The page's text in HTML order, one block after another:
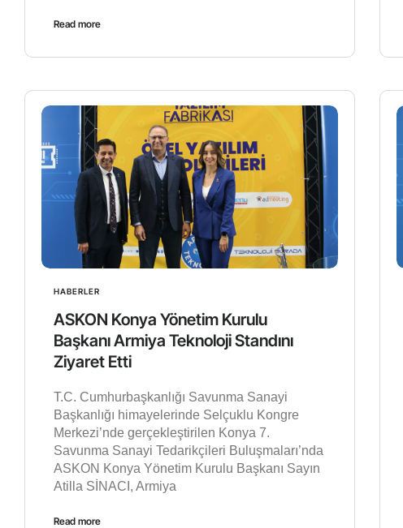
Read more
HABERLER
ASKON Konya Yönetim Kurulu
Başkanı Armiya Teknoloji Standını
Ziyaret Etti
T.C. Cumhurbaşkanlığı Savunma Sanayi
Başkanlığı himayelerinde Selçuklu Kongre
Merkezi’nde gerçekleştirilen Konya 7.
Savunma Sanayi Tedarikçileri Buluşmaları’nda
ASKON Konya Yönetim Kurulu Başkanı Sayın
Atilla SİNACI, Armiya
Read more